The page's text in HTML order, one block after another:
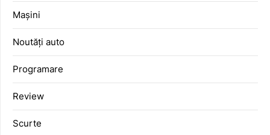
Mașini
Noutăți auto
Programare
Review
Scurte